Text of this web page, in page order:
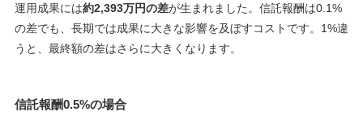
運用成果には約2,393万円の差が生まれました。信託報酬は0.1%
の差でも、長期では成果に大きな影響を及ぼすコストです。1%違
うと、最終額の差はさらに大きくなります。
信託報酬0.5%の場合